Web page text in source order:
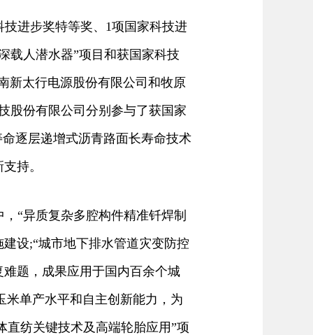
进步奖特等奖、1项国家科技进
载人潜水器”项目和获国家科技
新太行电源股份有限公司和牧原
股份有限公司分别参与了获国家
逐层递增式沥青路面长寿命技术
持。
“异质复杂多腔构件精准钎焊制
设;“城市地下排水管道灾变防控
题，成果应用于国内百余个城
米单产水平和自主创新能力，为
直纺关键技术及高端轮胎应用”项